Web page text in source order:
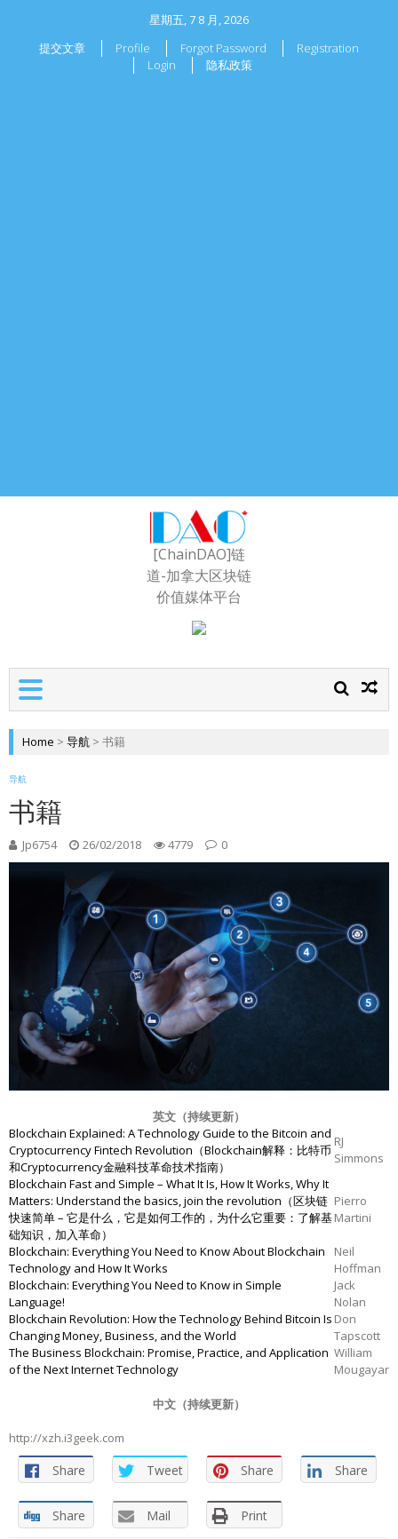
星期五, 7 8 月, 2026
提交文章
Profile Forgot Password
Registration
Login
隐私政策
[ChainDAO]链
道-加拿大区块链
价值媒体平台
Home > 导航 > 书籍
导航
书籍
Jp6754 26/02/2018 4779 0
英文（持续更新）
Blockchain Explained: A Technology Guide to the Bitcoin and
Cryptocurrency Fintech Revolution（Blockchain解释：比特币
和Cryptocurrency金融科技革命技术指南）
RJ
Simmons
Blockchain Fast and Simple – What It Is, How It Works, Why It
Matters: Understand the basics, join the revolution（区块链
快速简单 – 它是什么，它是如何工作的，为什么它重要：了解基
础知识，加入革命）
Pierro
Martini
Blockchain: Everything You Need to Know About Blockchain
Technology and How It Works
Neil
Hoffman
Blockchain: Everything You Need to Know in Simple
Language!
Jack
Nolan
Blockchain Revolution: How the Technology Behind Bitcoin Is
Changing Money, Business, and the World
Don
Tapscott
The Business Blockchain: Promise, Practice, and Application
of the Next Internet Technology
William
Mougayar
中文（持续更新）
http://xzh.i3geek.com
Share Tweet Share Share
Share Mail Print